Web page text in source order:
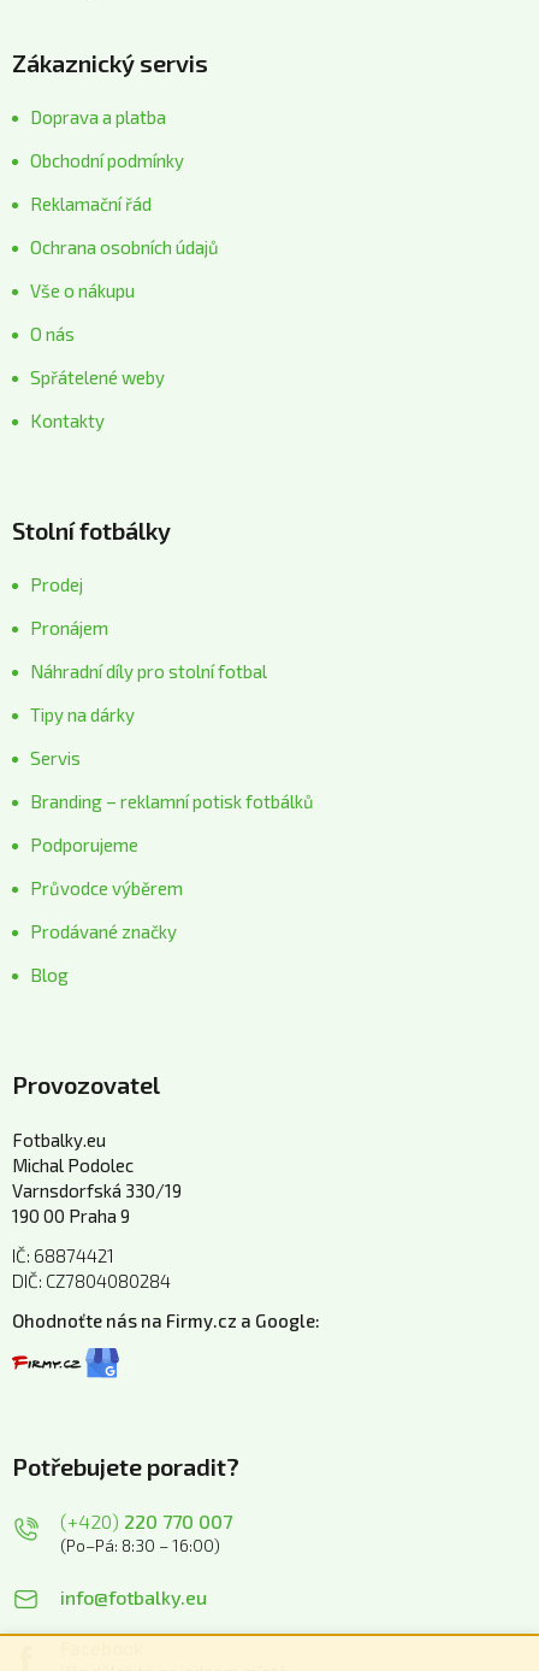
Zákaznický servis
Doprava a platba
Obchodní podmínky
Reklamační řád
Ochrana osobních údajů
Vše o nákupu
O nás
Spřátelené weby
Kontakty
Stolní fotbálky
Prodej
Pronájem
Náhradní díly pro stolní fotbal
Tipy na dárky
Servis
Branding – reklamní potisk fotbálků
Podporujeme
Průvodce výběrem
Prodávané značky
Blog
Provozovatel
Fotbalky.eu
Michal Podolec
Varnsdorfská 330/19
190 00 Praha 9
IČ: 68874421
DIČ: CZ7804080284
Ohodnoťte nás na Firmy.cz a Google:
Potřebujete poradit?
(+420) 220 770 007
(Po–Pá: 8:30 – 16:00)
info@fotbalky.eu